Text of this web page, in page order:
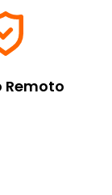
Remoto